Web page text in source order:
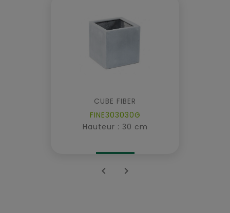
CUBE FIBER
FINE303030G
Hauteur : 30 cm
 